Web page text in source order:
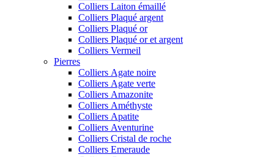
Colliers Laiton émaillé
Colliers Plaqué argent
Colliers Plaqué or
Colliers Plaqué or et argent
Colliers Vermeil
Pierres
Colliers Agate noire
Colliers Agate verte
Colliers Amazonite
Colliers Améthyste
Colliers Apatite
Colliers Aventurine
Colliers Cristal de roche
Colliers Emeraude